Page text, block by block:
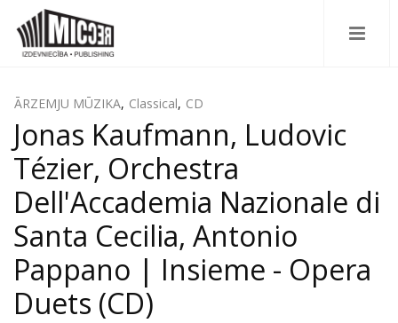
ĀRZEMJU MŪZIKA, Classical, CD
Jonas Kaufmann, Ludovic
Tézier, Orchestra
Dell'Accademia Nazionale di
Santa Cecilia, Antonio
Pappano | Insieme - Opera
Duets (CD)